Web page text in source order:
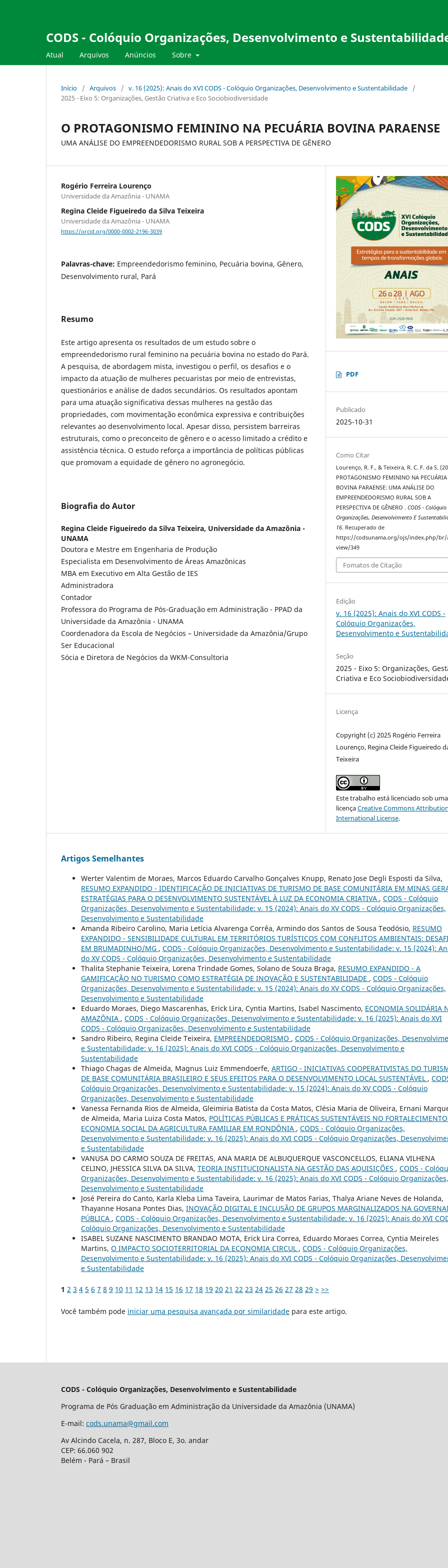
CODS - Colóquio Organizações, Desenvolvimento e
Atual Arquivos Anúncios Sobre
Início / Arquivos / v. 16 (2025): Anais do XVI CODS - Colóquio Organizações, Desenvolvimento e Sustentabilidade
/
2025 - Eixo 5: Organizações, Gestão Criativa e Eco Sociobiodiversidade
O PROTAGONISMO FEMININO NA PECUÁRIA BOVINA PARAENSE
UMA ANÁLISE DO EMPREENDEDORISMO RURAL SOB A PERSPECTIVA DE GÊNERO
Rogério Ferreira Lourenço
Universidade da Amazônia - UNAMA
Regina Cleide Figueiredo da Silva Teixeira
Universidade da Amazônia - UNAMA
https://orcid.org/0000-0002-2196-3039
Palavras-chave: Empreendedorismo feminino, Pecuária bovina, Gênero,
Desenvolvimento rural, Pará
Resumo
Este artigo apresenta os resultados de um estudo sobre o
empreendedorismo rural feminino na pecuária bovina no estado do Pará.
A pesquisa, de abordagem mista, investigou o perfil, os desafios e o
impacto da atuação de mulheres pecuaristas por meio de entrevistas,
questionários e análise de dados secundários. Os resultados apontam
para uma atuação significativa dessas mulheres na gestão das
propriedades, com movimentação econômica expressiva e contribuições
relevantes ao desenvolvimento local. Apesar disso, persistem barreiras
estruturais, como o preconceito de gênero e o acesso limitado a crédito e
assistência técnica. O estudo reforça a importância de políticas públicas
que promovam a equidade de gênero no agronegócio.
Biografia do Autor
Regina Cleide Figueiredo da Silva Teixeira, Universidade da Amazônia -
UNAMA
Doutora e Mestre em Engenharia de Produção
Especialista em Desenvolvimento de Áreas Amazônicas
MBA em Executivo em Alta Gestão de IES
Administradora
Contador
Professora do Programa de Pós-Graduação em Administração - PPAD da
Universidade da Amazônia - UNAMA
Coordenadora da Escola de Negócios – Universidade da Amazônia/Grupo
Ser Educacional
Sócia e Diretora de Negócios da WKM-Consultoria
PDF
Publicado
2025-10-31
Como Citar
Lourenço, R. F., & Teixeira, R. C. F. da S.
PROTAGONISMO FEMININO NA PECUÁRIA
BOVINA PARAENSE: UMA ANÁLISE DO
EMPREENDEDORISMO RURAL SOB A
PERSPECTIVA DE GÊNERO .CODS - Colóquio
Organizações, Desenvolvimento E
16. Recuperado de
https://codsunama.org/ojs/index.php/br/
view/349
Fomatos de Citação
Edição
v. 16 (2025): Anais do XVI CODS -
Colóquio Organizações,
Desenvolvimento e
Seção
2025 - Eixo 5: Organizações,
Criativa e Eco
Licença
Copyright (c) 2025 Rogério Ferreira
Lourenço, Regina Cleide Figueiredo
Teixeira
Este trabalho está licenciado sob uma
licençaCreative Commons
International License.
Artigos Semelhantes
Werter Valentim de Moraes, Marcos Eduardo Carvalho Gonçalves Knupp, Renato Jose Degli Esposti da Silva,
RESUMO EXPANDIDO - IDENTIFICAÇÃO DE INICIATIVAS DE TURISMO DE BASE COMUNITÁRIA EM MINAS
ESTRATÉGIAS PARA O DESENVOLVIMENTO SUSTENTÁVEL À LUZ DA ECONOMIA CRIATIVA , CODS - Colóquio
Organizações, Desenvolvimento e Sustentabilidade: v. 15 (2024): Anais do XV CODS - Colóquio Organizações,
Desenvolvimento e Sustentabilidade
Amanda Ribeiro Carolino, Maria Letícia Alvarenga Corrêa, Armindo dos Santos de Sousa Teodósio, RESUMO
EXPANDIDO - SENSIBILIDADE CULTURAL EM TERRITÓRIOS TURÍSTICOS COM CONFLITOS AMBIENTAIS:
EM BRUMADINHO/MG , CODS - Colóquio Organizações, Desenvolvimento e Sustentabilidade: v. 15 (2024):
do XV CODS - Colóquio Organizações, Desenvolvimento e Sustentabilidade
Thalita Stephanie Teixeira, Lorena Trindade Gomes, Solano de Souza Braga, RESUMO EXPANDIDO - A
GAMIFICAÇÃO NO TURISMO COMO ESTRATÉGIA DE INOVAÇÃO E SUSTENTABILIDADE , CODS - Colóquio
Organizações, Desenvolvimento e Sustentabilidade: v. 15 (2024): Anais do XV CODS - Colóquio Organizações,
Desenvolvimento e Sustentabilidade
Eduardo Moraes, Diego Mascarenhas, Erick Lira, Cyntia Martins, Isabel Nascimento, ECONOMIA SOLIDÁRIA
AMAZÔNIA , CODS - Colóquio Organizações, Desenvolvimento e Sustentabilidade: v. 16 (2025): Anais do XVI
CODS - Colóquio Organizações, Desenvolvimento e Sustentabilidade
Sandro Ribeiro, Regina Cleide Teixeira, EMPREENDEDORISMO , CODS - Colóquio Organizações,
e Sustentabilidade: v. 16 (2025): Anais do XVI CODS - Colóquio Organizações, Desenvolvimento e
Sustentabilidade
Thiago Chagas de Almeida, Magnus Luiz Emmendoerfe, ARTIGO - INICIATIVAS COOPERATIVISTAS DO
DE BASE COMUNITÁRIA BRASILEIRO E SEUS EFEITOS PARA O DESENVOLVIMENTO LOCAL SUSTENTÁVEL ,
Colóquio Organizações, Desenvolvimento e Sustentabilidade: v. 15 (2024): Anais do XV CODS - Colóquio
Organizações, Desenvolvimento e Sustentabilidade
Vanessa Fernanda Rios de Almeida, Gleimiria Batista da Costa Matos, Clésia Maria de Oliveira, Ernani
de Almeida, Maria Luiza Costa Matos, POLÍTICAS PÚBLICAS E PRÁTICAS SUSTENTÁVEIS NO
ECONOMIA SOCIAL DA AGRICULTURA FAMILIAR EM RONDÔNIA , CODS - Colóquio Organizações,
Desenvolvimento e Sustentabilidade: v. 16 (2025): Anais do XVI CODS - Colóquio Organizações,
e Sustentabilidade
VANUSA DO CARMO SOUZA DE FREITAS, ANA MARIA DE ALBUQUERQUE VASCONCELLOS, ELIANA VILHENA
CELINO, JHESSICA SILVA DA SILVA, TEORIA INSTITUCIONALISTA NA GESTÃO DAS AQUISIÇÕES , CODS -
Organizações, Desenvolvimento e Sustentabilidade: v. 16 (2025): Anais do XVI CODS - Colóquio Organizações,
Desenvolvimento e Sustentabilidade
José Pereira do Canto, Karla Kleba Lima Taveira, Laurimar de Matos Farias, Thalya Ariane Neves de Holanda,
Thayanne Hosana Pontes Dias, INOVAÇÃO DIGITAL E INCLUSÃO DE GRUPOS MARGINALIZADOS NA
PÚBLICA , CODS - Colóquio Organizações, Desenvolvimento e Sustentabilidade: v. 16 (2025): Anais do XVI
Colóquio Organizações, Desenvolvimento e Sustentabilidade
ISABEL SUZANE NASCIMENTO BRANDAO MOTA, Erick Lira Correa, Eduardo Moraes Correa, Cyntia Meireles
Martins, O IMPACTO SOCIOTERRITORIAL DA ECONOMIA CIRCUL , CODS - Colóquio Organizações,
Desenvolvimento e Sustentabilidade: v. 16 (2025): Anais do XVI CODS - Colóquio Organizações,
e Sustentabilidade
1 2 3 4 5 6 7 8 9 10 11 12 13 14 15 16 17 18 19 20 21 22 23 24 25 26 27 28 29 > >>
Você também pode iniciar uma pesquisa avançada por similaridade para este artigo.
CODS - Colóquio Organizações, Desenvolvimento e Sustentabilidade
Programa de Pós Graduação em Administração da Universidade da Amazônia (UNAMA)
E-mail: cods.unama@gmail.com
Av Alcindo Cacela, n. 287, Bloco E, 3o. andar
CEP: 66.060 902
Belém - Pará – Brasil